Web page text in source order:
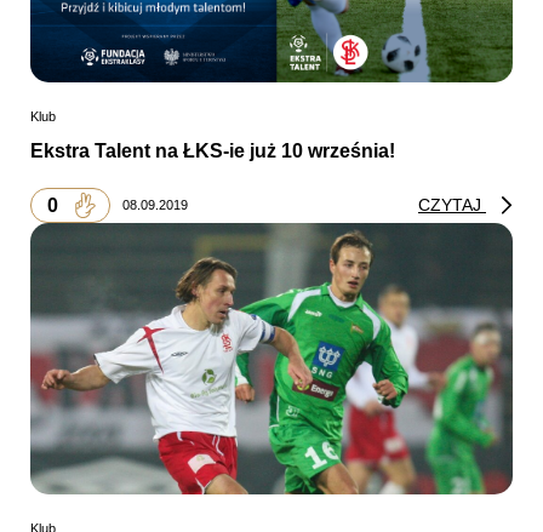
Klub
Ekstra Talent na ŁKS-ie już 10 września!
0 08.09.2019 CZYTAJ
Klub